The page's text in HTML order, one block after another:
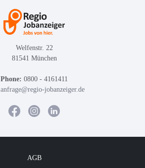
Welfenstr. 22
81541 München
Phone: 0800 - 4161411
anfrage@regio-jobanzeiger.de
AGB